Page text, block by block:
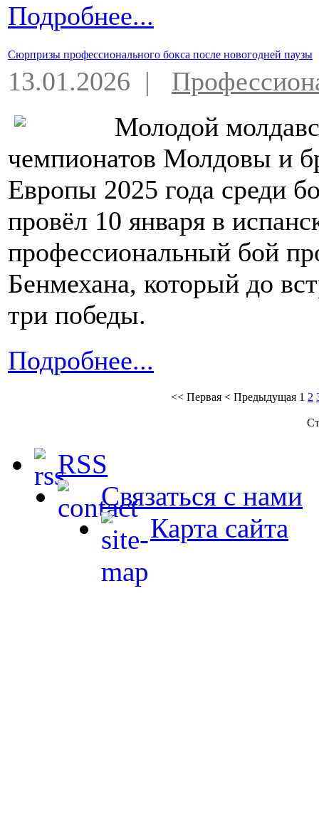
Подробнее...
Сюрпризы профессионального бокса после новогодней паузы
13.01.2026 |
Молодой
чемпионатов Молдовы и
Европы 2025 года среди
провёл 10 января в
профессиональный бой
Бенмехана, который до
три победы.
Подробнее...
<< Первая < Предыдущая 1 2
RSS
Связаться с нами
Карта сайта